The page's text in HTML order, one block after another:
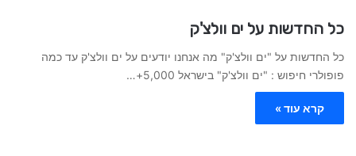
כל החדשות על ים וולצ'ק
כל החדשות על "ים וולצ'ק" מה אנחנו יודעים על ים וולצ'ק עד כמה
פופולרי חיפוש : "ים וולצ'ק" בישראל 5,000+…
קרא עוד »